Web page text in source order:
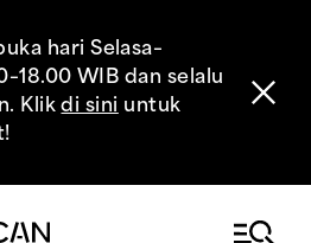
hari Selasa–
WIB dan selalu
Klikdi sini untuk